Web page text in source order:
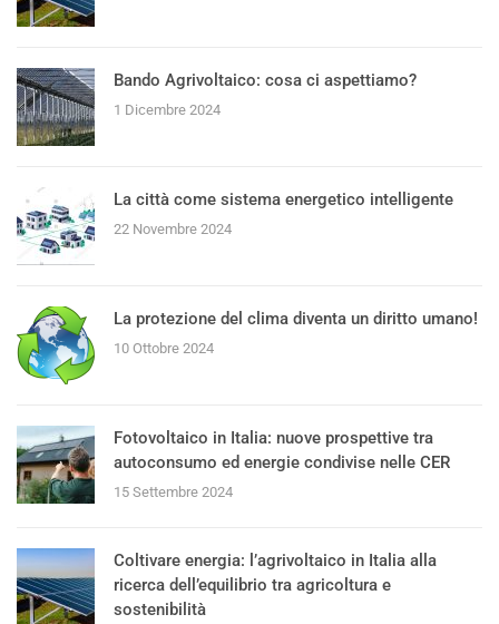
Bando Agrivoltaico: cosa ci aspettiamo?
1 Dicembre 2024
La città come sistema energetico intelligente
22 Novembre 2024
La protezione del clima diventa un diritto umano!
10 Ottobre 2024
Fotovoltaico in Italia: nuove prospettive tra
autoconsumo ed energie condivise nelle CER
15 Settembre 2024
Coltivare energia: l’agrivoltaico in Italia alla
ricerca dell’equilibrio tra agricoltura e
sostenibilità